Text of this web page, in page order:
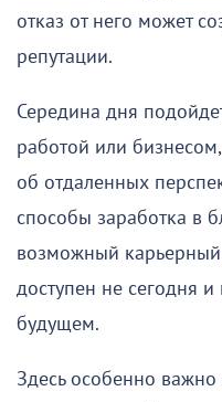
отказ от него может
репутации.
Середина дня
работой или
об отдаленных
способы заработка в
возможный карьерный
доступен не сегодня
будущем.
Здесь особенно важно